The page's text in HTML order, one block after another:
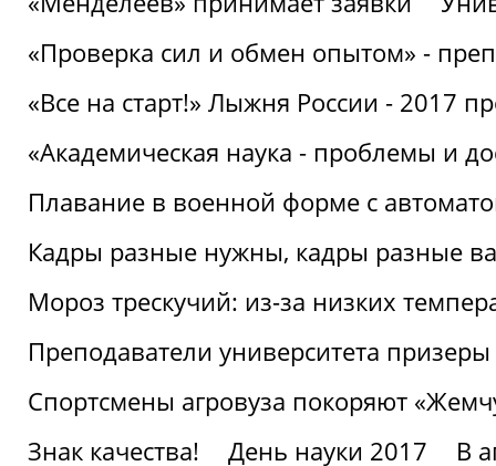
«Проверка сил и обмен опытом» -
«Все на старт!» Лыжня России - 2017
«Академическая наука - проблемы и
Плавание в военной форме с
Кадры разные нужны, кадры разные
Мороз трескучий: из-за низких
Преподаватели университета
Спортсмены агровуза покоряют
Знак качества!
День науки 2017
В